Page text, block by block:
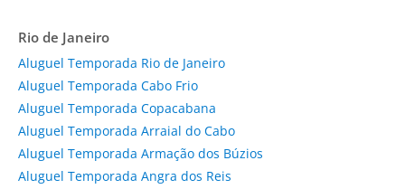
Rio de Janeiro
Aluguel Temporada Rio de Janeiro
Aluguel Temporada Cabo Frio
Aluguel Temporada Copacabana
Aluguel Temporada Arraial do Cabo
Aluguel Temporada Armação dos Búzios
Aluguel Temporada Angra dos Reis